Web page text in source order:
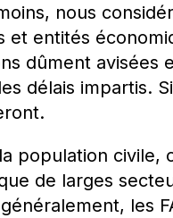
nous
entités
dûment avisées
délais impartis.
population civile,
de larges
les